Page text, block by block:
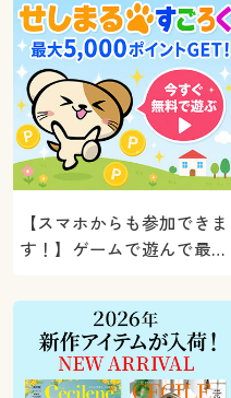
【スマホからも参加できま
す！】ゲームで遊んで最大
ト！